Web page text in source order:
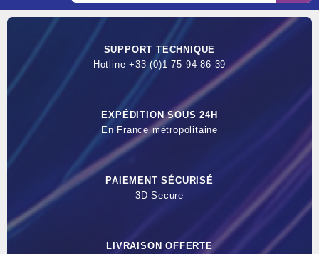
SUPPORT TECHNIQUE
Hotline +33 (0)1 75 94 86 39
EXPÉDITION SOUS 24H
En France métropolitaine
PAIEMENT SÉCURISÉ
3D Secure
LIVRAISON OFFERTE